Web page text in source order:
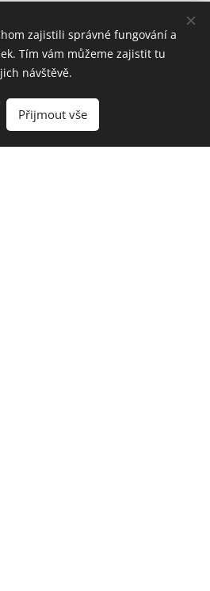
zajistili správné fungování a
Tím vám můžeme zajistit tu
návštěvě.
Přijmout vše